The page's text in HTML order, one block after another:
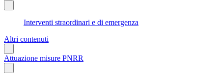
Interventi straordinari e di emergenza
Altri contenuti
Attuazione misure PNRR